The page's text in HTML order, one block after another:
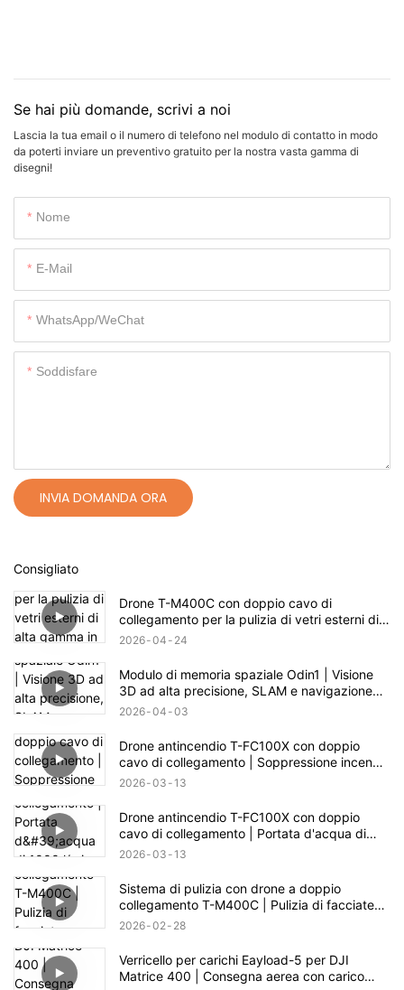
Se hai più domande, scrivi a noi
Lascia la tua email o il numero di telefono nel modulo di contatto in modo
da poterti inviare un preventivo gratuito per la nostra vasta gamma di
disegni!
Nome
E-Mail
WhatsApp/WeChat
Soddisfare
INVIA DOMANDA ORA
Consigliato
Drone T-M400C con doppio cavo di
collegamento per la pulizia di vetri esterni di
alta gamma in ambito residenziale | Portata di
2026 04 24
Modulo di memoria spaziale Odin1 | Visione
3D ad alta precisione, SLAM e navigazione
autonoma
2026 04 03
Drone antincendio T-FC100X con doppio
cavo di collegamento | Soppressione incendi
in edifici fino a 100 m
2026 03 13
Drone antincendio T-FC100X con doppio
cavo di collegamento | Portata d'acqua di
1000 l/min e capacità di soccorso in quota
2026 03 13
Sistema di pulizia con drone a doppio
collegamento T-M400C | Pulizia di facciate
continue in vetro di piazze commerciali
2026 02 28
Verricello per carichi Eayload-5 per DJI
Matrice 400 | Consegna aerea con carico